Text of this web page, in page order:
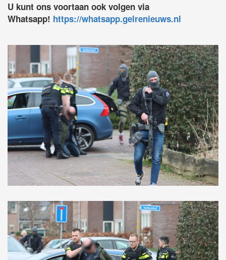
U kunt ons voortaan ook volgen via
Whatsapp! https://whatsapp.gelrenieuws.nl